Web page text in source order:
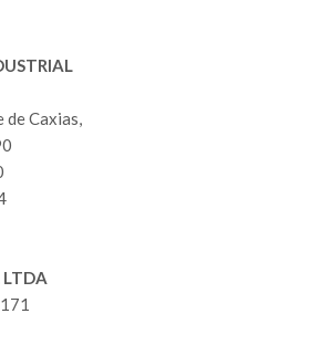
de Caxias,
LTDA